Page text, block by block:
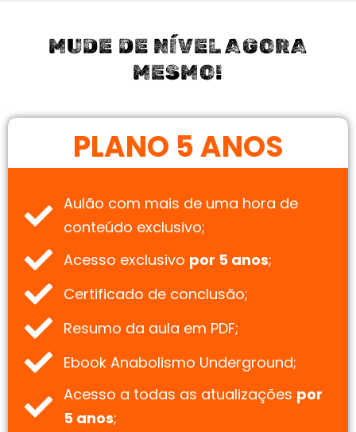
MUDE DE NÍVEL AGORA
MESMO!
PLANO 5 ANOS
Aulão com mais de uma hora de
conteúdo exclusivo;
Acesso exclusivo por 5 anos;
Certificado de conclusão;
Resumo da aula em PDF;
Ebook Anabolismo Underground;
Acesso a todas as atualizações por
5 anos;